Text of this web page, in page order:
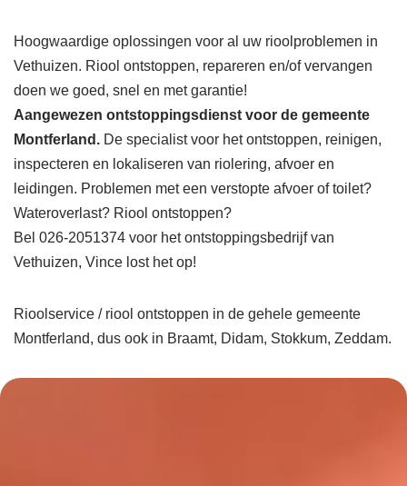
Hoogwaardige oplossingen voor al uw rioolproblemen in
Vethuizen. Riool ontstoppen, repareren en/of vervangen
doen we goed, snel en met garantie!
Aangewezen ontstoppingsdienst voor de gemeente
Montferland. De specialist voor het ontstoppen, reinigen,
inspecteren en lokaliseren van riolering, afvoer en
leidingen. Problemen met een verstopte afvoer of toilet?
Wateroverlast? Riool ontstoppen?
Bel 026-2051374 voor het ontstoppingsbedrijf van
Vethuizen, Vince lost het op!
Rioolservice / riool ontstoppen in de gehele gemeente
Montferland, dus ook in Braamt, Didam, Stokkum, Zeddam.